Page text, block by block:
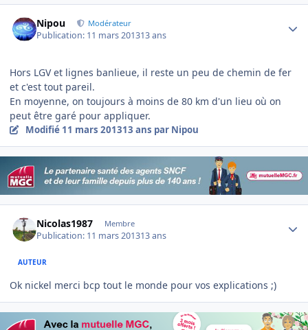
Nipou Modérateur
Publication: 11 mars 201313 ans
Hors LGV et lignes banlieue, il reste un peu de chemin de fer
et c'est tout pareil.
En moyenne, on toujours à moins de 80 km d'un lieu où on
peut être garé pour appliquer.
Modifié 11 mars 201313 ans par Nipou
Nicolas1987 Membre
Publication: 11 mars 201313 ans
AUTEUR
Ok nickel merci bcp tout le monde pour vos explications ;)